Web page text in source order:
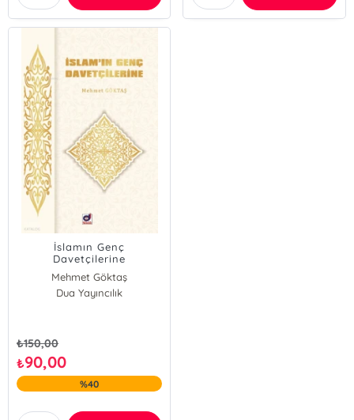
İslamın Genç
Davetçilerine
Mehmet Göktaş
Dua Yayıncılık
₺150,00
₺90,00
%40